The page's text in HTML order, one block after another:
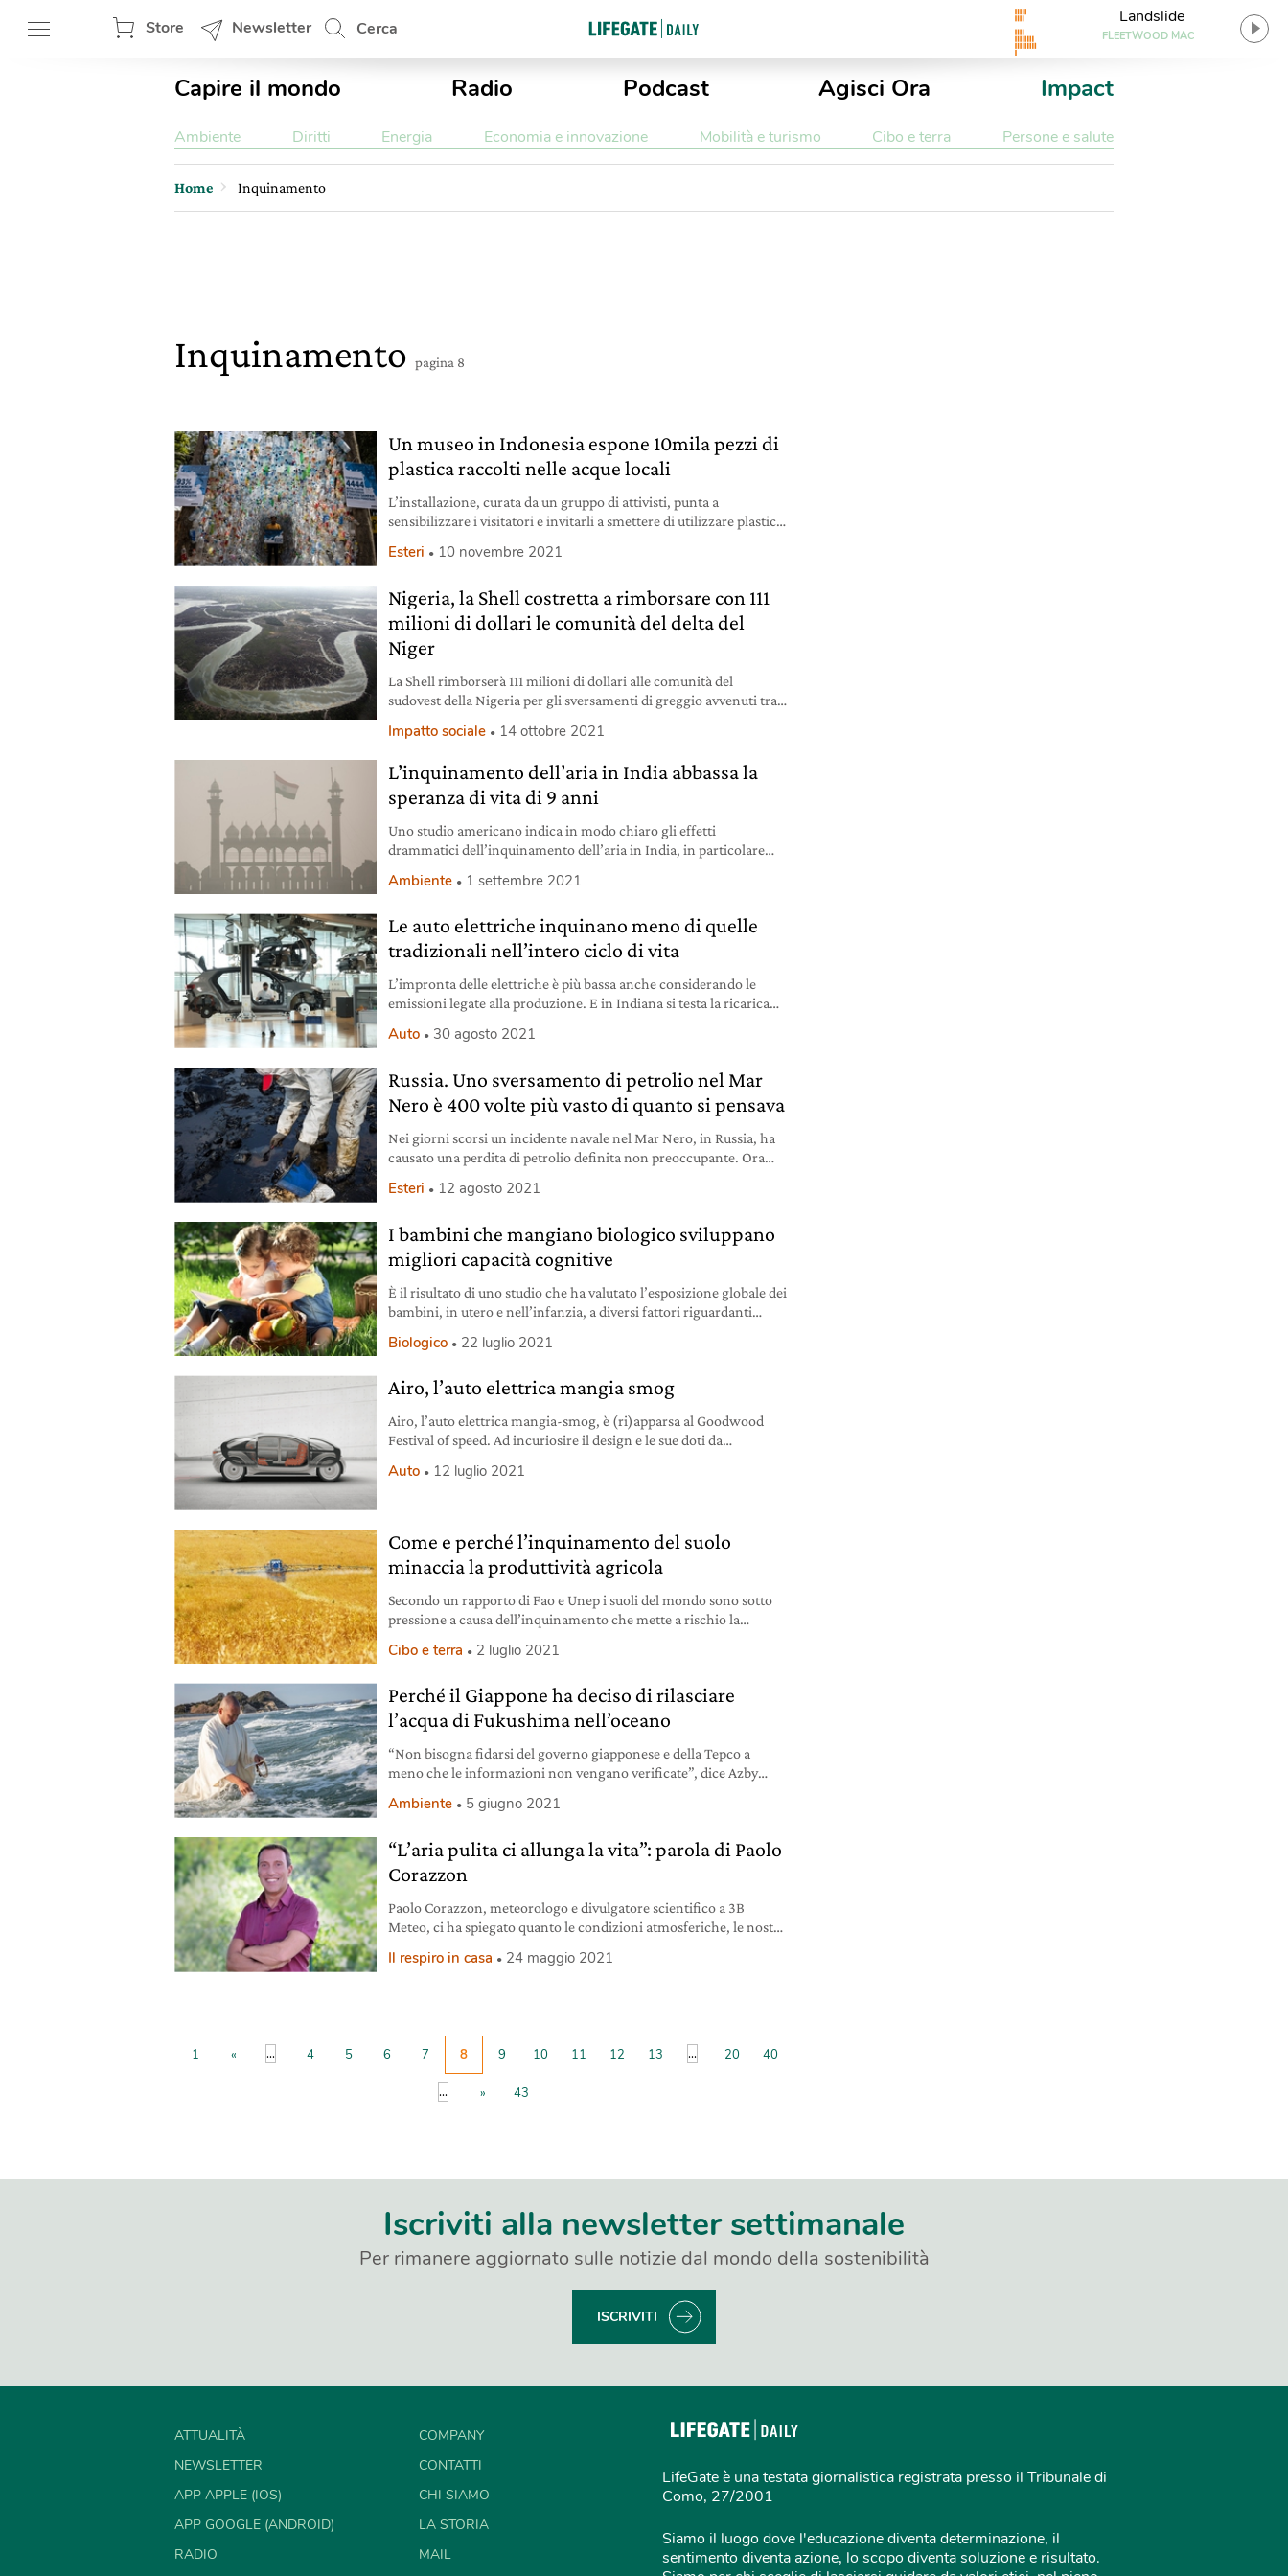
Store Newsletter Cerca
Landslide
FLEETWOOD MAC
Capire il mondo Radio Podcast Agisci Ora Impact
Ambiente Diritti Energia Economia e innovazione Mobilità e turismo Cibo e terra Persone e salute
Home Inquinamento
Inquinamento pagina 8
Un museo in Indonesia espone 10mila pezzi di
plastica raccolti nelle acque locali
L’installazione, curata da un gruppo di attivisti, punta a
sensibilizzare i visitatori e invitarli a smettere di utilizzare plastica
Esteri 10 novembre 2021
Nigeria, la Shell costretta a rimborsare con 111
milioni di dollari le comunità del delta del
Niger
La Shell rimborserà 111 milioni di dollari alle comunità del
sudovest della Nigeria per gli sversamenti di greggio avvenuti tra
Impatto sociale 14 ottobre 2021
L’inquinamento dell’aria in India abbassa la
speranza di vita di 9 anni
Uno studio americano indica in modo chiaro gli effetti
drammatici dell’inquinamento dell’aria in India, in particolare
Ambiente 1 settembre 2021
Le auto elettriche inquinano meno di quelle
tradizionali nell’intero ciclo di vita
L’impronta delle elettriche è più bassa anche considerando le
emissioni legate alla produzione. E in Indiana si testa la ricarica
Auto 30 agosto 2021
Russia. Uno sversamento di petrolio nel Mar
Nero è 400 volte più vasto di quanto si pensava
Nei giorni scorsi un incidente navale nel Mar Nero, in Russia, ha
causato una perdita di petrolio definita non preoccupante. Ora
flora, fauna e turismo a rischio.
Esteri 12 agosto 2021
I bambini che mangiano biologico sviluppano
migliori capacità cognitive
È il risultato di uno studio che ha valutato l’esposizione globale dei
bambini, in utero e nell’infanzia, a diversi fattori riguardanti
Biologico 22 luglio 2021
Airo, l’auto elettrica mangia smog
Airo, l’auto elettrica mangia-smog, è (ri)apparsa al Goodwood
Festival of speed. Ad incuriosire il design e le sue doti da
Auto 12 luglio 2021
Come e perché l’inquinamento del suolo
minaccia la produttività agricola
Secondo un rapporto di Fao e Unep i suoli del mondo sono sotto
pressione a causa dell’inquinamento che mette a rischio la
Cibo e terra 2 luglio 2021
Perché il Giappone ha deciso di rilasciare
l’acqua di Fukushima nell’oceano
“Non bisogna fidarsi del governo giapponese e della Tepco a
meno che le informazioni non vengano verificate”, dice Azby
cosa si cela dietro la decisione di rilasciare acqua radioattiva
Ambiente 5 giugno 2021
“L’aria pulita ci allunga la vita”: parola di Paolo
Corazzon
Paolo Corazzon, meteorologo e divulgatore scientifico a 3B
Meteo, ci ha spiegato quanto le condizioni atmosferiche, le nostre
dell’aria che respiriamo.
Il respiro in casa 24 maggio 2021
1 « ... 4 5 6 7 8 9 10 11 12 13 ... 20 40
... » 43
Iscriviti alla newsletter settimanale
Per rimanere aggiornato sulle notizie dal mondo della sostenibilità
ISCRIVITI
ATTUALITÀ
NEWSLETTER
APP APPLE (IOS)
APP GOOGLE (ANDROID)
RADIO
COMPANY
CONTATTI
CHI SIAMO
LA STORIA
MAIL
LifeGate è una testata giornalistica registrata presso il Tribunale di
Como, 27/2001
Siamo il luogo dove l'educazione diventa determinazione, il
sentimento diventa azione, lo scopo diventa soluzione e risultato.